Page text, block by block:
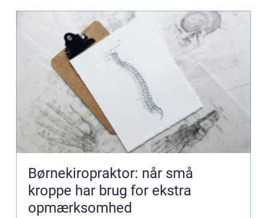
Børnekiropraktor: når små
kroppe har brug for ekstra
opmærksomhed